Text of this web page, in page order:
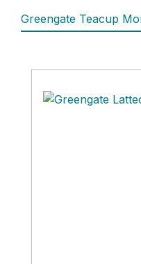
Greengate Teacup